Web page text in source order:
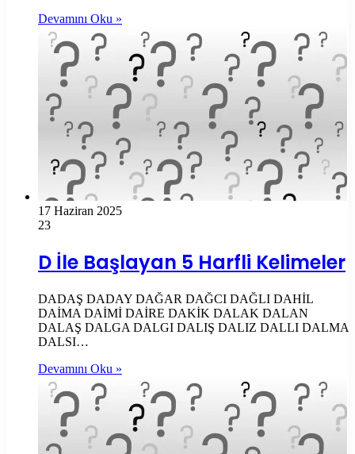
Devamını Oku »
17 Haziran 2025
23
D İle Başlayan 5 Harfli Kelimeler
DADAŞ DADAY DAĞAR DAĞCI DAĞLI DAHİL
DAİMA DAİMİ DAİRE DAKİK DALAK DALAN
DALAŞ DALGA DALGI DALIŞ DALIZ DALLI DALMA
DALSI…
Devamını Oku »